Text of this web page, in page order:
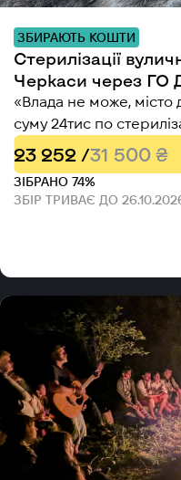
ЗБИРАЮТЬ КОШТИ
Стерилізації
Черкаси через ГО
«Влада не може,
суму 24тис по
23 252 /31 500 ₴
ЗІБРАНО 74%
ЗБІР ТРИВАЄ ДО